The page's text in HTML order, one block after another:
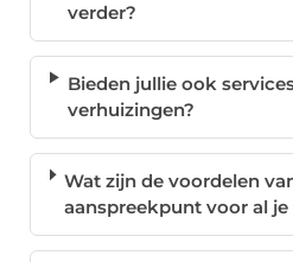
verder?
Bieden jullie ook
verhuizingen?
Wat zijn de voordelen
aanspreekpunt voor al